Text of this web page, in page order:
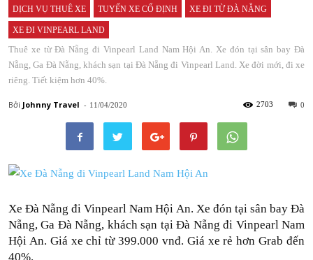
DỊCH VỤ THUÊ XE TUYẾN XE CỐ ĐỊNH XE ĐI TỪ ĐÀ NẴNG
XE ĐI VINPEARL LAND
Thuê xe từ Đà Nẵng đi Vinpearl Land Nam Hội An. Xe đón tại sân bay Đà
Nẵng, Ga Đà Nẵng, khách sạn tại Đà Nẵng đi Vinpearl Land. Xe đời mới, đi xe
riêng. Tiết kiệm hơn 40%.
Bởi Johnny - 11/04/2020 0
2703
Xe Đà Nẵng đi Vinpearl Nam Hội An. Xe đón tại sân bay Đà
Nẵng, Ga Đà Nẵng, khách sạn tạiĐà Nẵng đi Vinpearl Nam
Hội An. Giá xe chỉ từ 399.000 vnđ. Giá xe rẻ hơn Grab đến
40%.